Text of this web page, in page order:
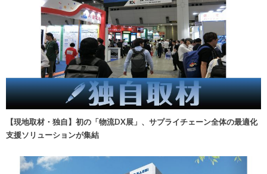
【現地取材・独自】初の「物流DX展」、サプライチェーン全体の最適化
支援ソリューションが集結